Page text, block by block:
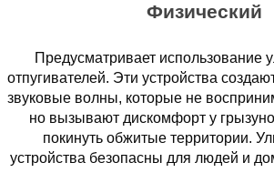
Физический
Предусматривает использование
отпугивателей. Эти устройства
звуковые волны, которые не
но вызывают дискомфорт у
покинуть обжитые территории.
устройства безопасны для людей и